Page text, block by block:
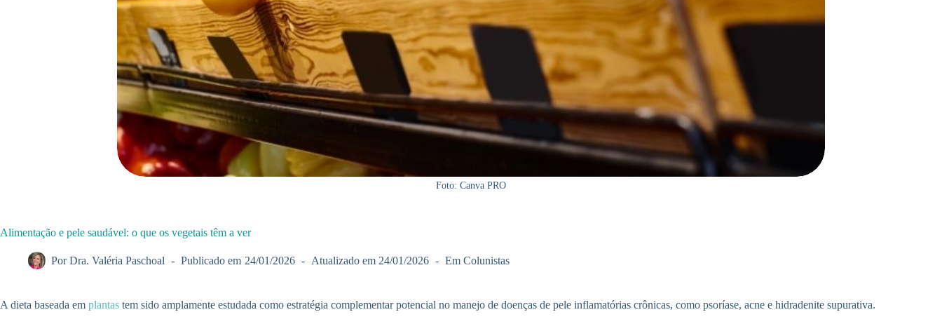
Foto: Canva PRO
Alimentação e pele saudável: o que os vegetais têm a ver
Por Dra. Valéria Paschoal Publicado em 24/01/2026 Atualizado em 24/01/2026 Em Colunistas
A dieta baseada em plantas tem sido amplamente estudada como estratégia complementar potencial no manejo de doenças de pele inflamatórias crônicas, como psoríase, acne e hidradenite supurativa.